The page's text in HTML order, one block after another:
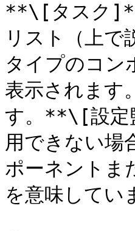
**\[タスク
リスト（上で
タイプのコン
表示されます
す。**\[設定
用できない場
ポーネントま
を意味してい